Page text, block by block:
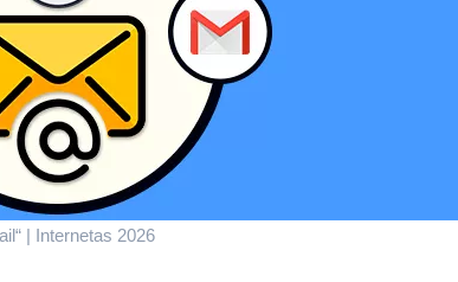
| Internetas 2026